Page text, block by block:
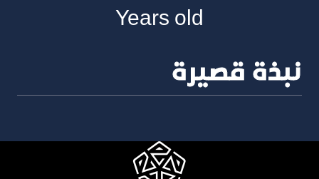
Years old
نبذة قصيرة